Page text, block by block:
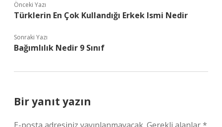
Önceki Yazı
Türklerin En Çok Kullandığı Erkek Ismi Nedir
Sonraki Yazı
Bağımlılık Nedir 9 Sınıf
Bir yanıt yazın